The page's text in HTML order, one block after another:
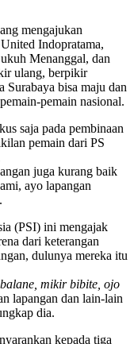
mengajukan
Indopratama,
Menanggal, dan
ulang, berpikir
Surabaya bisa maju dan
pemain nasional.
saja pada pembinaan
pemain dari PS
juga kurang baik
ayo lapangan
(PSI) ini mengajak
dari keterangan
dulunya mereka itu
mikir bibite, ojo
lapangan dan lain-lain
dia.
kepada tiga